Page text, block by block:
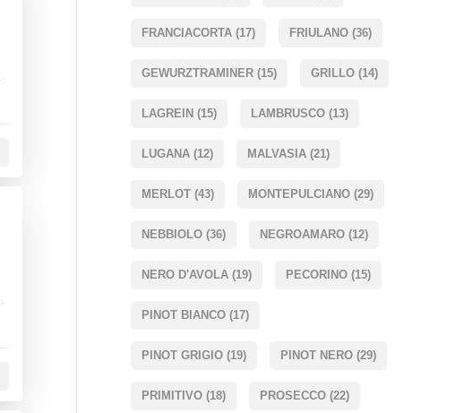
FRANCIACORTA (17) FRIULANO (36)
GEWURZTRAMINER (15) GRILLO (14)
LAGREIN (15) LAMBRUSCO (13)
LUGANA (12) MALVASIA (21)
MERLOT (43) MONTEPULCIANO (29)
NEBBIOLO (36) NEGROAMARO (12)
NERO D'AVOLA (19) PECORINO (15)
PINOT BIANCO (17)
PINOT GRIGIO (19) PINOT NERO (29)
PRIMITIVO (18) PROSECCO (22)